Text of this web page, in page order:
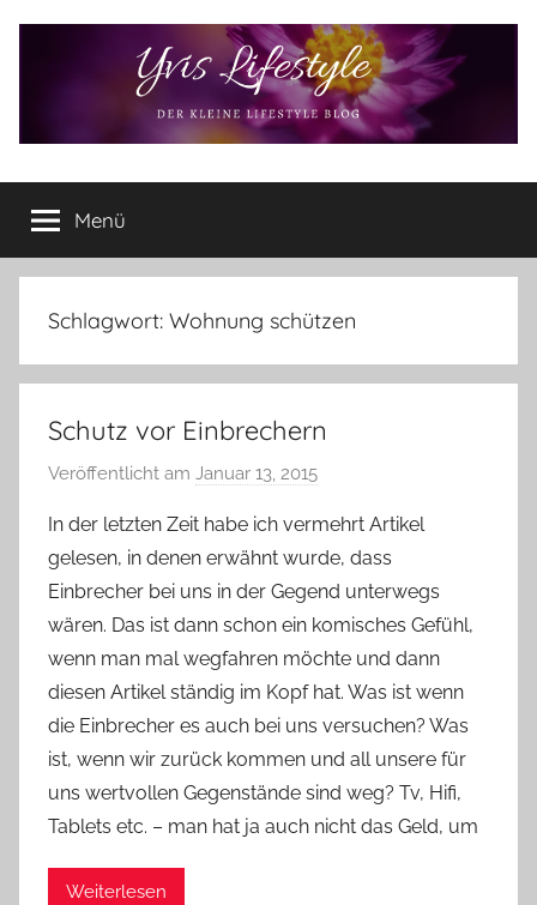
Yvis
Lifestyle
Lifestyle
Blog
–
Lifestyle,
Produkttests
vieles
Menü
Schlagwort: Wohnung schützen
Schutz vor Einbrechern
Veröffentlicht am Januar 13, 2015
n
Y
v
o
n
n
e
In der letzten Zeit habe ich vermehrt Artikel
gelesen, in denen erwähnt wurde, dass
Einbrecher bei uns in der Gegend unterwegs
wären. Das ist dann schon ein komisches Gefühl,
wenn man mal wegfahren möchte und dann
diesen Artikel ständig im Kopf hat. Was ist wenn
die Einbrecher es auch bei uns versuchen? Was
ist, wenn wir zurück kommen und all unsere für
uns wertvollen Gegenstände sind weg? Tv, Hifi,
Tablets etc. – man hat ja auch nicht das Geld, um
Weiterlesen